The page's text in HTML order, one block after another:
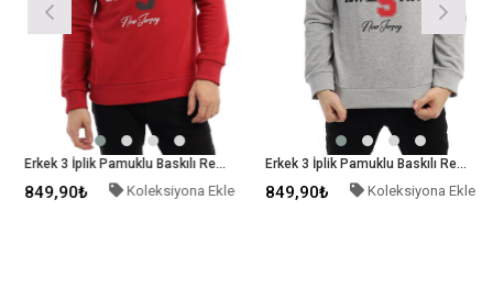
Erkek 3 İplik Pamuklu Baskılı Regular Fit Basic Bisiklet Yaka Kırmızı Sweatshirt
849,90₺ Koleksiyona Ekle
Erkek 3 İplik Pamuklu Baskılı Regular Fit Basic Bisiklet Yaka Gri Sweatshirt
849,90₺ Koleksiyona Ekle